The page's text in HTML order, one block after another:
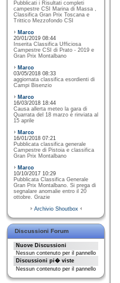
Pubblicati i Risultati completi
campestre CSI Marina di Massa ,
Classifica Gran Prix Toscana e
Trittico Mezzofondo CSI
Marco
20/01/2019 08:44
Inserita Classifica Ufficiosa
Campestre CSI di Prato - 2019 e
Gran Prix Montalbano
Marco
03/05/2018 08:33
aggiornata classifica esordienti di
Campi Bisenzio
Marco
16/03/2018 18:44
Causa allerta meteo la gara di
Quarrata del 18 marzo è rinviata al
15 aprile
Marco
16/01/2018 07:21
Pubblicata classifica generale
Campestre di Pistoia e classifica
Gran Prix Montalbano
Marco
10/10/2017 10:29
Pubblicata Classifica Generale
Gran Prix Montalbano. Si prega di
segnalare anomalie entro il 20
ottobre. Grazie
Archivio Shoutbox
Discussioni Forum
Nuove Discussioni
Nessun contenuto per il pannello
Discussioni pi� viste
Nessun contenuto per il pannello